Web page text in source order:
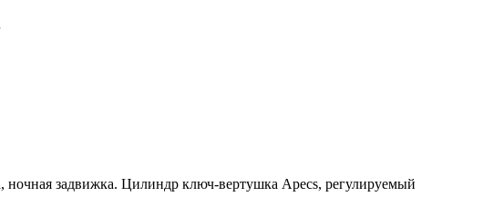
ночная задвижка. Цилиндр ключ-вертушка Apecs, регулируемый